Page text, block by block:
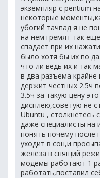
экземпляр с pentium
некоторые
убогий тачпад я не
на нем гремят так
спадает при их
было хотя бы их по
что ли ведь их и так
в два разъема
держит честных 2.5ч
3.5ч за такую цену
дисплею,советую не
Ubuntu , столкнетесь
даже специалисты на
понять почему после
уходит в сон,и
железа в спящий
модемы работают 1
работать,поставил